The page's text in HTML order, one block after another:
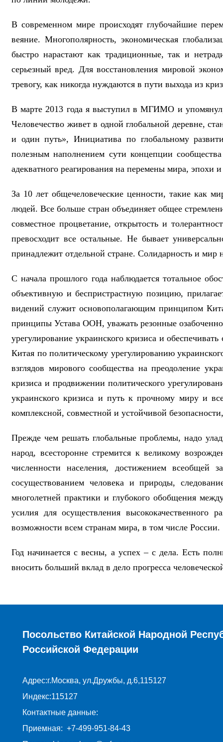
В современном мире происходят глубочайшие
веяние. Многополярность, экономическая
быстро нарастают как традиционные, так и
серьезный вред. Для восстановления мировой
тревогу, как никогда нуждаются в пути выхода из
В марте 2013 года я выступил в МГИМО и упомянул,
Человечество живет в одной глобальной деревне,
и один путь», Инициатива по глобальному
полезным наполнением сути концепции
адекватного реагирования на перемены мира, эпохи
За 10 лет общечеловеческие ценности, такие как
людей. Все больше стран объединяет общее
совместное процветание, открытость и
превосходит все остальные. Не бывает
принадлежит отдельной стране. Солидарность и мир
С начала прошлого года наблюдается тотальное
объективную и беспристрастную позицию,
видений служит основополагающим принципом
принципы Устава ООН, уважать резонные
урегулирование украинского кризиса и
Китая по политическому урегулированию
взглядов мирового сообщества на преодоление
кризиса и продвижении политического
украинского кризиса и путь к прочному миру и
комплексной, совместной и устойчивой
Прежде чем решать глобальные проблемы, надо
народ, всесторонне стремится к великому
численности населения, достижением всеобщей
сосуществованием человека и природы,
многолетней практики и глубокого обобщения
усилия для осуществления
возможности всем странам мира, в том числе России.
Год начинается с весны, а успех – с дела. Есть
вносить больший вклад в дело прогресса
Посольство Китайской Народной
Российской Федерации
Адрес:г.Москва, ул.Дружбы, д.6,115127
Индекс:115127
Контактные данные:
Приемная: +7-499-951-84-43